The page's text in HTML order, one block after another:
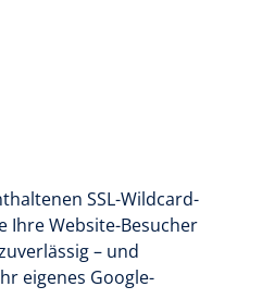
SSL-Wildcard-
Ihre Website-Besucher
– und
eigenes Google-